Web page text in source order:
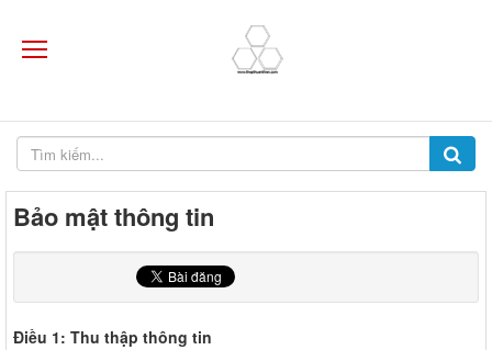
Bảo mật thông tin
Điều 1: Thu thập thông tin